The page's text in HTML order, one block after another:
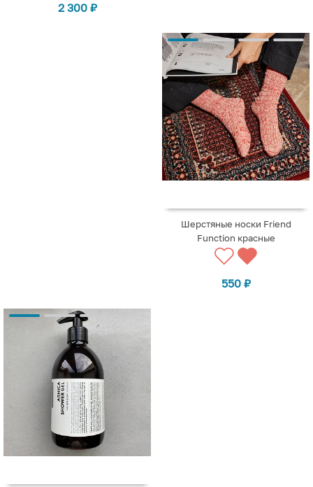
2 300 ₽
Шерстяные носки Friend
Function красные
550 ₽